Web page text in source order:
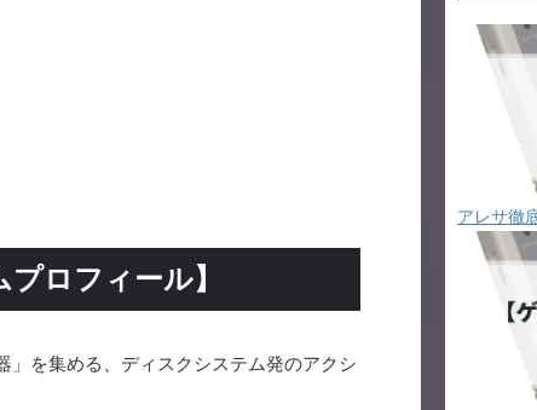
ロフィール】
を集める、ディスクシステム発のアクシ
アレサ徹